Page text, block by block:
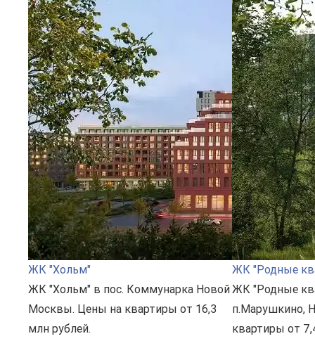
ЖК "Хольм"
ЖК "Хольм" в пос. Коммунарка Новой
Москвы. Цены на квартиры от 16,3
млн рублей.
ЖК "Родные
ЖК "Родные
п.Марушкино,
квартиры от